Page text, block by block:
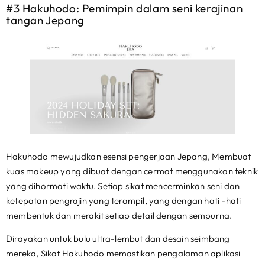
#3 Hakuhodo: Pemimpin dalam seni kerajinan
tangan Jepang
Hakuhodo mewujudkan esensi pengerjaan Jepang, Membuat
kuas makeup yang dibuat dengan cermat menggunakan teknik
yang dihormati waktu. Setiap sikat mencerminkan seni dan
ketepatan pengrajin yang terampil, yang dengan hati -hati
membentuk dan merakit setiap detail dengan sempurna.
Dirayakan untuk bulu ultra-lembut dan desain seimbang
mereka, Sikat Hakuhodo memastikan pengalaman aplikasi